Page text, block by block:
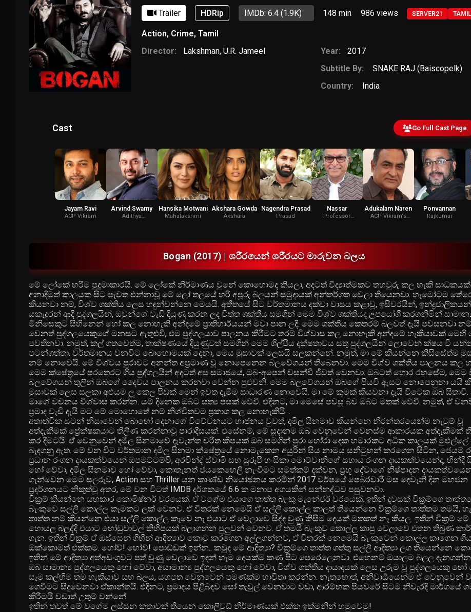
Trailer HDRip IMDb: 6.4 (1.9K) 148 min 986 views SERVER21 TAMIL
Action, Crime, Tamil
Director:
Lakshman,U.R. Jameel Year:
2017
Subtitle By:
SNAKE RAJ (Baiscopelk)
Country:
India
Cast Go Full Cast Page
Jayam Ravi
ACP Vikram
Arvind Swamy
Adithya
Hansika Motwani
Mahalakshmi
Akshara Gowda
Akshara
Nagendra Prasad
Prasad
Nassar
Professor
Adukalam Naren
ACP Vikram's
Ponvannan
Rajkumar
Bogan (2017) | ශරීරයෙන් ශරීරයට මාරුවන බලය
මේ ලෝකේ හරිම පුදුමාකාරයි. මේ ලෝකේ නිර්මාණය වුනේ කොහොමද කියලා, අදටත් විද්‍යාත්මකව තහවුරු කල හැකි සාධකයක්
අනාදිමත් කාලයක සිට පැවත එන්නාවූ මේ ලෝ තලයේ හරි අපූරු බලයන් සමුදායක් අන්තර්ගත වෙලා තියෙනවා. හැමෝටම
කියනවා නම්, විශ්ව ශක්තිය ලෙස හඳුන්වන්නෙ මෙයයි. අතීතයේ සිට වර්තමානය දක්වා වාසය කළාවූ, ඉසිවරයින්,
යකැදුරන් ආදී පුද්ගලයින්, ඔවුන්ගේ වැඩි දියුණු කරන ලද චිත්ත ශක්තිය සමගින් මෙම විශ්ව ශක්තියද උපයෝගී කරගනිමින්
මිනිසෙකුට සිහිනෙන් හෝ කල නොහැකි අන්දමේ ප්‍රාතිහාර්යයන් මවා පාන ලදී. මෙම ශක්තිය කෙතරම් බලවත් දැයි පවසනවා
වෙනත් පුද්ගලයෙකුගේ මනසට ඇතුළුවී, එම පුද්ගලයාව පාලනය කිරීමට තරම් විශ්වාස කල නොහැකි අන්දමේ හැකියාවක් මෙහි
පවතිනවා. නමුත්, කල් ගතවෙත්ම, තාක්ෂණයේ දියුණුවත් සමගින් මෙම ශිල්පීය දක්ෂතාවය සතු පුද්ගලයින් ලොවෙන් ක්ෂය වී
පටන්ගත්තා. වර්තමානය වනවිට බොහොමයක් දෙනා, මෙය මුසාවක් ලෙසයි සලකන්නේ. නමුත්, මා මේ කියන්නෙ කිසිසේත්ම
නම් නොවෙයි. මේ විශ්වය පුරාවට අනන්ත අප්‍රමාණ වූ නොපෙනෙන බලවේගයන් තිබෙනවා. මෙම විශ්ව ශක්තිය පාලනය කල
මෙම ක්ෂේත්‍රයේ පරතෙරට ගිය පුද්ගලයින් අදටත් අප සමාජයේ, ඔබ-අපෙන් වසන්වී ජීවත් වෙනවා. ඔබටත් හොර රහසේම, මෙම
බලවේගයන් තුලින් ඔබගේ දෛවය පාලනය කරනවා වෙන්න පුළුවනි. මෙම බලවේගයන් ඔබගේ පියවි ඇසට නොපෙනුනා යයි
මුසාවක් ලෙස සලකා අළුයම ලූ කෙල පිඩක් මෙන් ඉවත දැමීම සාධාරණ නොවෙයි. මා මේ කුමක් කියවනා දැයි විටෙක ඔබ
මාගේ වචනය විශ්වාස කරන්න. යම් දිනෙක ඔබට සත්‍ය පසක් වේවි. එදිනට, මා මෙසේ පවසූ බව ඔබට මතක් වේවි. නමුත්, ඒ
ප්‍රමාද වැඩි දැයි මට මේ මොහොතේ නම් නිශ්චිතවම ප්‍රකාශ කල නොහැකියි…
අතාත්වික සටන් නිසාවෙන් බොහෝ දෙනාගේ විවේචනයට භාජනය වුවත්, දමිල සිනමාව කියන්නෙ නිරන්තරයෙන්ම නැවුම් වූ
අත්දැකීමක් ප්‍රේක්ෂකයාට තිලිණ කරන්නාවූ පාරාදීසයක්. එසේනම්, මේ සූදානම ඔබ වෙනුවෙන් වෙනස්ම ආකාරයක අත්දැකීමක්
කර දීමටයි. ඒ වෙනුවෙන් දමිල සිනමාවේ දැවැන්ත චරිත කීපයක් ඔබ සමගින් පුරා හෝරා දෙක හමාරකට අධික කාලයක් මුළුල්ලේ
බැඳගනු ඇත. මේ වන විට වර්තමාන දමිල සිනමා ක්ෂේත්‍රයේ නොමැකෙන අයුරින් සිය නාමය සනිටුහන් කරගෙන සිටින, ජෙයම්
ප්‍රධාන රංගන දායකත්වයෙන් ඔපමට්ටම්වී, අරවින්ද් ස්වාමි සහ සුරූපී හංසිකා මොට්වානිගේ සහාය රංගන දායකත්වයෙන්ද, හින්දි
හෝ වේවා, දමිල සිනමාව හෝ වේවා, කොතැනත් ජයකෙහෙලි නැංවීමට සමත්කම් දක්වන, ප්‍රභූ දේවාගේ නිෂ්පාදන
ගැන්වෙන මෙම සලරුව, Action සහ Thriller යන කාණ්ඩ නියෝජනය කරමින් 2017 වර්ෂයේ පෙබරවාරි මස දෙවැනි දින මහජන
ප්‍රදර්ශනයට නිකුත්වූ අතර, මේ වන විටත් IMDB දර්ශකයේ 6.6 ක මනාප අගයකින් සන්නද්ධව පසුවනවා.
වික්‍රම් කියන්නෙ සහකාර කොමිෂ්නර් වරයෙක්. ඒ වගේම එයාගෙ තාත්ත බැංකු මැනේජර් වරයෙක්. ඉතින් දවසක් වික්‍රම්ගෙ
බැංකුවෙ සල්ලි කොල්ල කෑමකට ලක් වෙනව. ඒ විතරක් නෙමෙයි ඒ සල්ලි කොල්ල කාලත් තියෙන්නෙ වික්‍රම්ගෙ තාත්තම තමයි,
තාත්ත නම් කියන්නෙ එයා සල්ලි කොල්ල කෑවෙ නෑ එයාට ඒ වෙලාවෙ සිද්ද වුණු කිසිම දෙයක් මතකත් නෑ කියල. ඉතින් වික්‍රම් මේ
හොයල බලද්දි එයාට හෝඩුවාවල් කිහිපයක් බලාගන්න පුලුවන් වෙනව. ඒ තමයි බැංකුව කොල්ල කාපු වෙලාවෙ එතන තිබුණ
ගැන. ඉතින් වික්‍රම් ඒ ඔස්සෙන් ගිහින් ආදිත්‍යාව කොටු කරගෙන අල්ලගන්නව, ඒ විතරක් නෙමෙයි බැංකුවෙන් කොල්ල කාගෙන
ඔක්කොමත් එක්කම. හෝව්! හෝව්! පොඩ්ඩක් ඉන්න.. කවුද මේ ආදිත්‍යා? වික්‍රම්ගෙ තාත්ත ගත්තු සල්ලි ආදිත්‍යා ලග තියෙන්නෙ
ඉතින් මේ ආදිත්‍යා අත්අඩංගුවට පත් වුණු වෙලාවෙ ඉදන් හැම දෙයක්ම කණ පිට පෙරෙලෙනවා. එහෙනම් ඔයාලම බලල
ඔබ සාමාන්‍ය පුද්ගලයෙකු හෝ වේවා, අසාමාන්‍ය පුද්ගලයෙකු හෝ වේවා, විශ්ව ශක්තිය දායාදයක් ලෙස උරුම වූ පුද්ගලයෙකු හෝ
සෑම කල්හිම තම හැකියාව සහ බලය, යහපත වෙනුවෙන් පමණක්ම භාවිතා කරන්න. නැතහොත්, අනිවාර්‍යයෙන්ම ඒ වෙනුවෙන්
ගෙවීමට සිදුවෙනවා ඒකාන්තයි. එදිනට, ප්‍රමාදය පිළිබඳව සෝ තැවුල් වෙනවාට වඩා, ආරම්භක පියවරේ සිටම නිවැරදි මාර්ගයේ
කිරීමයි වඩාත් උතුම් වන්නේ.
ඉතින් තවත් මේ වගේම ලස්සන කතාවක් තියෙන කොලිවුඩ් නිර්මාණයක් එක්ක ඉක්මනින් හමුවෙමු!